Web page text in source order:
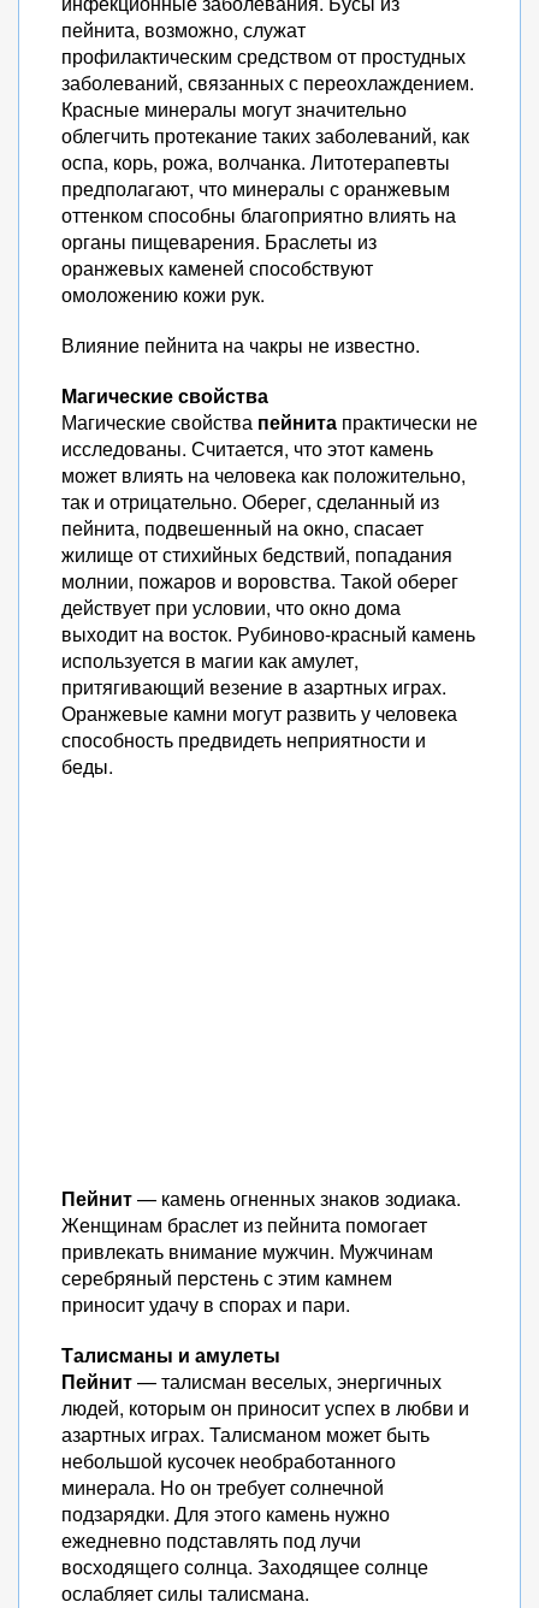
пейнита, возможно, служат
профилактическим средством от простудных
заболеваний, связанных с переохлаждением.
Красные минералы могут значительно
облегчить протекание таких заболеваний, как
оспа, корь, рожа, волчанка. Литотерапевты
предполагают, что минералы с оранжевым
оттенком способны благоприятно влиять на
органы пищеварения. Браслеты из
оранжевых каменей способствуют
омоложению кожи рук.
Влияние пейнита на чакры не известно.
Магические свойства
Магические свойства пейнита практически не
исследованы. Считается, что этот камень
может влиять на человека как положительно,
так и отрицательно. Оберег, сделанный из
пейнита, подвешенный на окно, спасает
жилище от стихийных бедствий, попадания
молнии, пожаров и воровства. Такой оберег
действует при условии, что окно дома
выходит на восток. Рубиново-красный камень
используется в магии как амулет,
притягивающий везение в азартных играх.
Оранжевые камни могут развить у человека
способность предвидеть неприятности и
беды.
Пейнит— камень огненных знаков зодиака.
Женщинам браслет из пейнита помогает
привлекать внимание мужчин. Мужчинам
серебряный перстень с этим камнем
приносит удачу в спорах и пари.
Талисманы и амулеты
Пейнит— талисман веселых, энергичных
людей, которым он приносит успех в любви и
азартных играх. Талисманом может быть
небольшой кусочек необработанного
минерала. Но он требует солнечной
подзарядки. Для этого камень нужно
ежедневно подставлять под лучи
восходящего солнца. Заходящее солнце
ослабляет силы талисмана.